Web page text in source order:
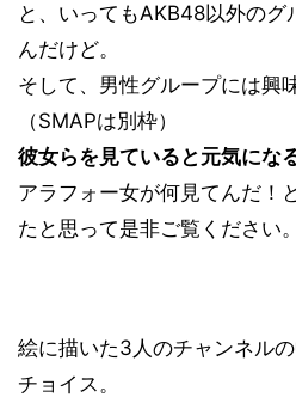
と、いってもAKB48以外のグ
んだけど。
そして、男性グループには興
（SMAPは別枠）
彼女らを見ていると元気にな
アラフォー女が何見てんだ！
たと思って是非ご覧ください。
絵に描いた3人のチャンネル
チョイス。